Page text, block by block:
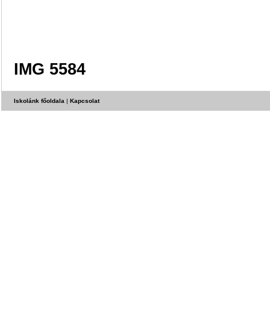
IMG 5584
Iskolánk főoldala | Kapcsolat